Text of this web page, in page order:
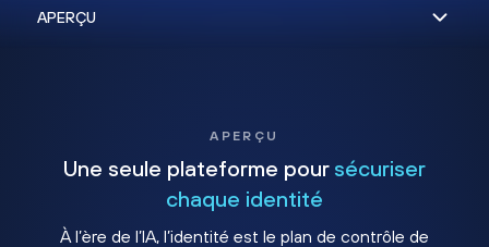
APERÇU
Une seule plateforme pour sécuriser
chaque identité
À l’ère de l’IA, l’identité est le plan de contrôle de